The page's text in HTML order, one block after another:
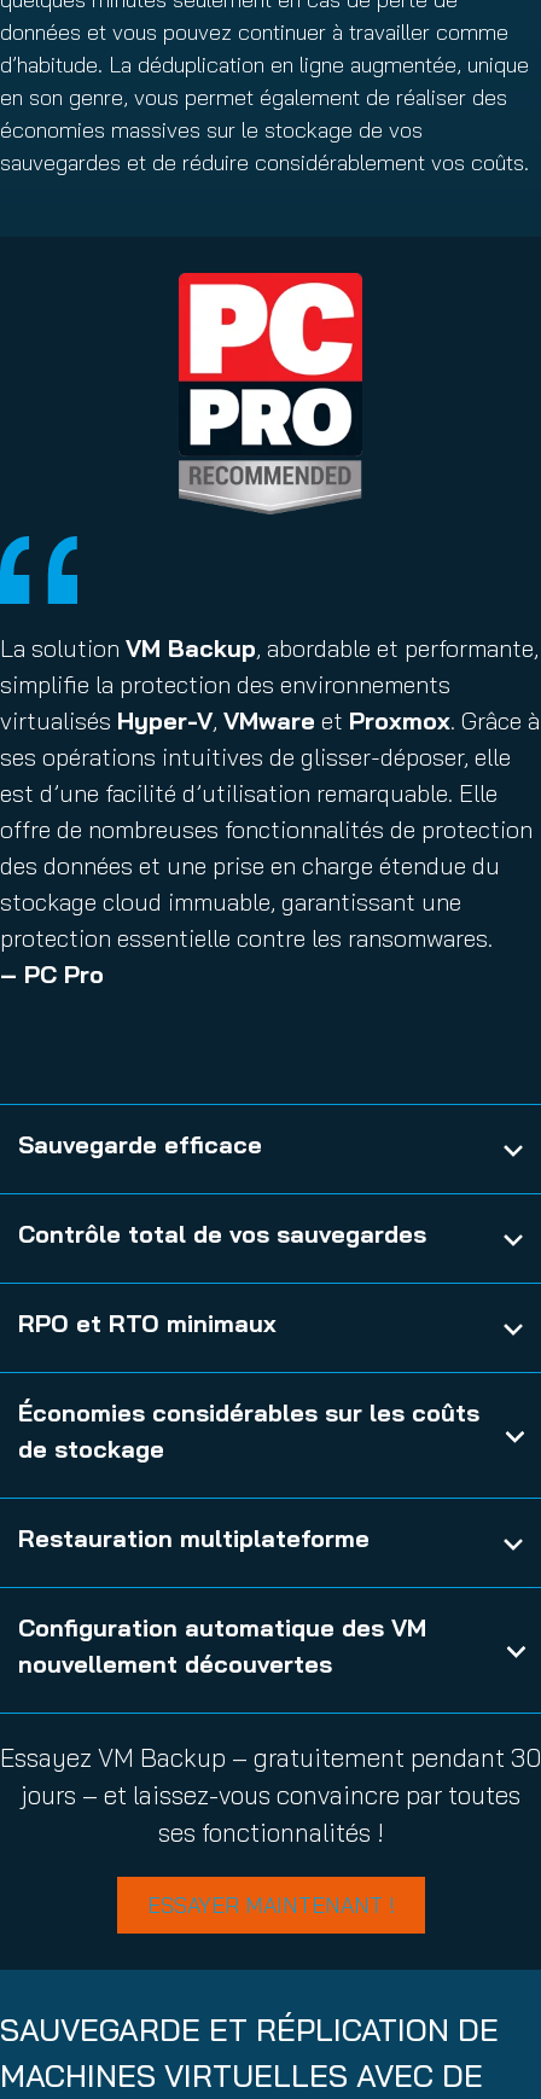
données et vous pouvez continuer à travailler comme
d’habitude. La déduplication en ligne augmentée, unique
en son genre, vous permet également de réaliser des
économies massives sur le stockage de vos
sauvegardes et de réduire considérablement vos coûts.
La solution VM Backup, abordable et performante,
simplifie la protection des environnements
virtualisés Hyper-V, VMware et Proxmox. Grâce à
ses opérations intuitives de glisser-déposer, elle
est d’une facilité d’utilisation remarquable. Elle
offre de nombreuses fonctionnalités de protection
des données et une prise en charge étendue du
stockage cloud immuable, garantissant une
protection essentielle contre les ransomwares.
– PC Pro
Sauvegarde efficace
Contrôle total de vos sauvegardes
RPO et RTO minimaux
Économies considérables sur les coûts
de stockage
Restauration multiplateforme
Configuration automatique des VM
nouvellement découvertes
Essayez VM Backup – gratuitement pendant 30
jours – et laissez-vous convaincre par toutes
ses fonctionnalités !
ESSAYER MAINTENANT !
SAUVEGARDE ET RÉPLICATION DE
MACHINES VIRTUELLES AVEC DE